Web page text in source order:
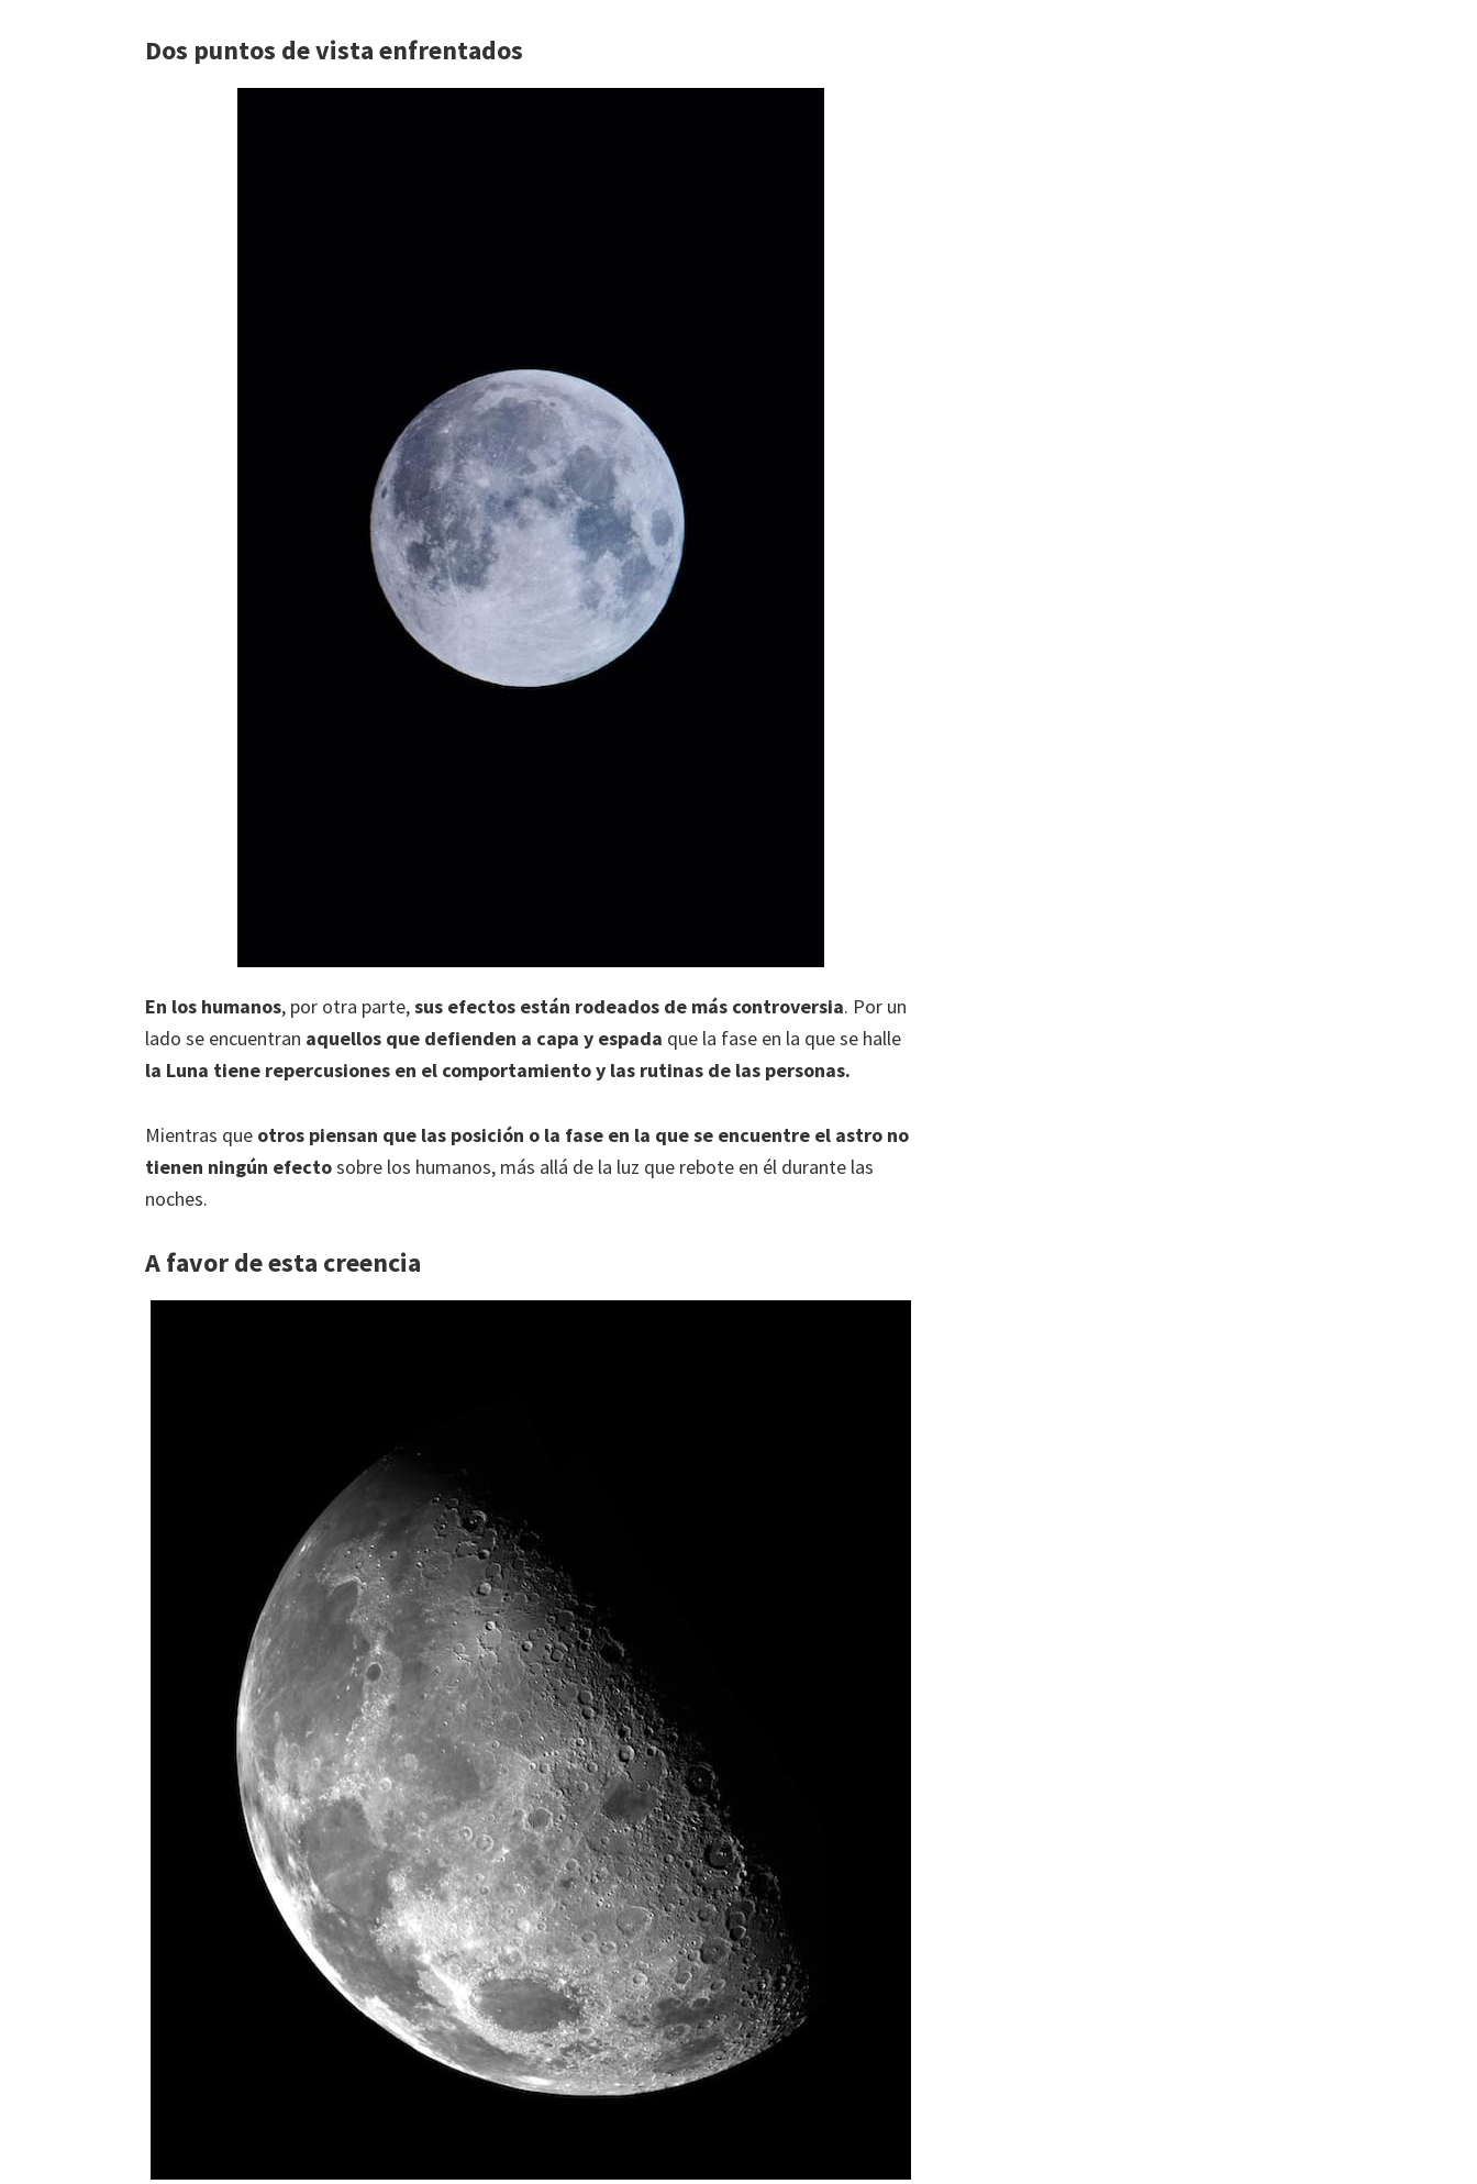
Dos puntos de vista enfrentados
En los humanos, por otra parte,sus efectos están rodeados de más controversia. Por un
lado se encuentran aquellos que defienden a capa y espada que la fase en la que se halle
la Luna tiene repercusiones en el comportamiento y las rutinas de las personas.
Mientras que otros piensan que las posición o la fase en la que se encuentre el astro no
tienen ningún efectosobre los humanos, más allá de la luz que rebote en él durante las
noches.
A favor de esta creencia